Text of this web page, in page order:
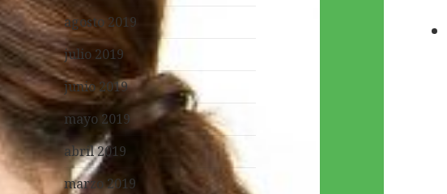
agosto 2019
julio 2019
junio 2019
mayo 2019
abril 2019
marzo 2019